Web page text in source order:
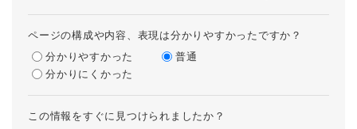
ページの構成や内容、表現は分かりやすかったですか？
分かりやすかった
普通
分かりにくかった
この情報をすぐに見つけられましたか？